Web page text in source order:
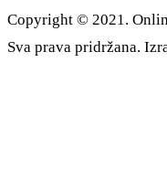
Copyright © 2021.
Sva prava pridržana.